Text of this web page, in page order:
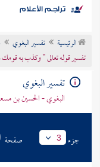
موضوعي
تراجم الأعلام
الرئيسية تفسير البغوي
تفسير قوله تعالى " وكذب به
تفسير البغوي
البغوي - الحسين بن
جزء 3 صفحة